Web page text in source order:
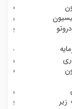
و
خرید
ویژه
رو
|
روند